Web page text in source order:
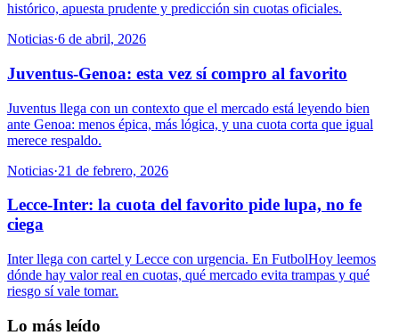
histórico, apuesta prudente y predicción sin cuotas oficiales.
Noticias·6 de abril, 2026
Juventus-Genoa: esta vez sí compro al favorito
Juventus llega con un contexto que el mercado está leyendo bien
ante Genoa: menos épica, más lógica, y una cuota corta que igual
merece respaldo.
Noticias·21 de febrero, 2026
Lecce-Inter: la cuota del favorito pide lupa, no fe
ciega
Inter llega con cartel y Lecce con urgencia. En FutbolHoy leemos
dónde hay valor real en cuotas, qué mercado evita trampas y qué
riesgo sí vale tomar.
Lo más leído